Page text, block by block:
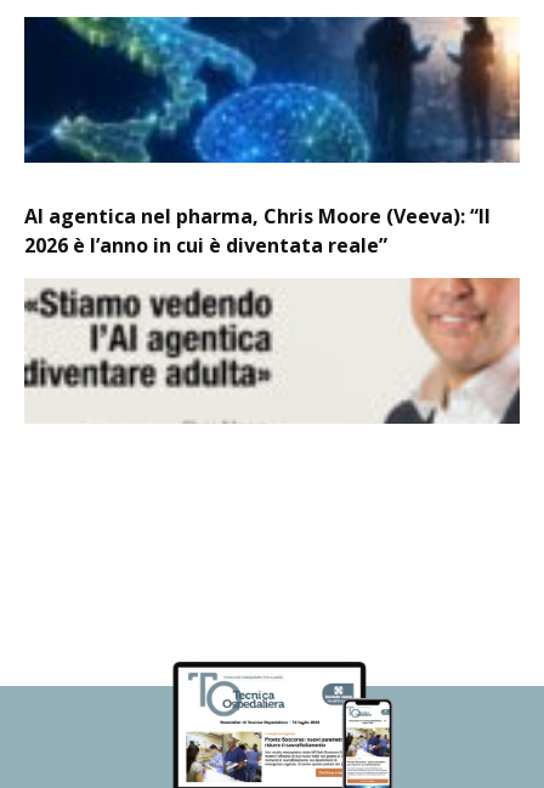
AI agentica nel pharma, Chris Moore (Veeva): “Il
2026 è l’anno in cui è diventata reale”